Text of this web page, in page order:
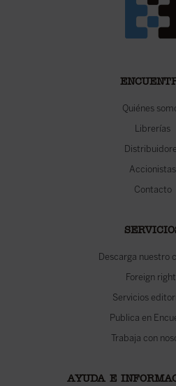
Quiénes
Librerías
Accionistas
Contacto
Descarga nuestro
Foreign
Servicios
Publica en
Trabaja con
AYUDA E